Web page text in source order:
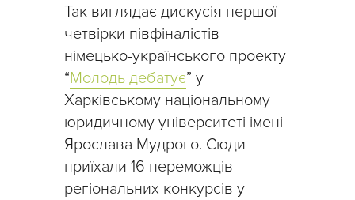
Так виглядає дискусія першої
четвірки півфіналістів
німецько-українського проекту
“Молодь дебатує” у
Харківському національному
юридичному університеті імені
Ярослава Мудрого. Сюди
приїхали 16 переможців
регіональних конкурсів у